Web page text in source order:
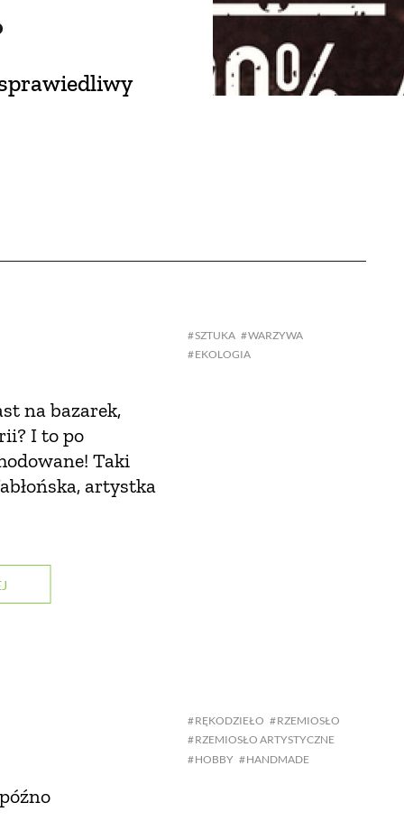
na bazarek,
I to po
Taki
artystka
SZTUKA
WARZYWA
EKOLOGIA
RĘKODZIEŁO
RZEMIOSŁO
RZEMIOSŁO ARTYSTYCZNE
HOBBY
HANDMADE